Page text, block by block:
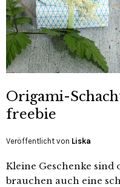
Origami-
freebie
Veröffentlicht von Liska
Kleine Geschenke sind
brauchen auch eine